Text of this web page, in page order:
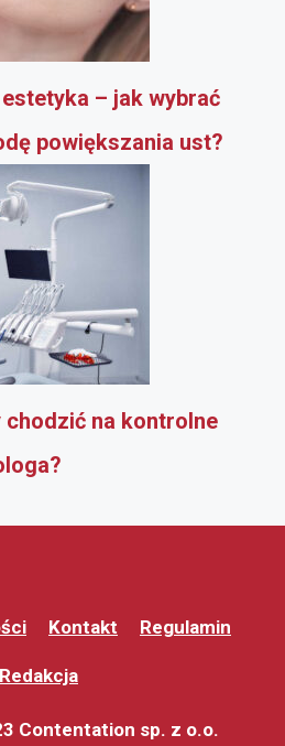
– jak wybrać
powiększania ust?
na kontrolne
Kontakt Regulamin
Redakcja
Contentation sp. z o.o.